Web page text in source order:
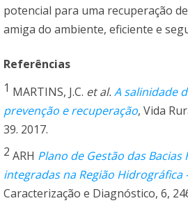
potencial para uma recuperação
amiga do ambiente, eficiente e
Referências
1 MARTINS, J.C. et al.A salinidade
prevenção e recuperação, Vida
39. 2017.
2 ARH Plano de Gestão das
integradas na Região Hidrográfica
Caracterização e Diagnóstico, 6,